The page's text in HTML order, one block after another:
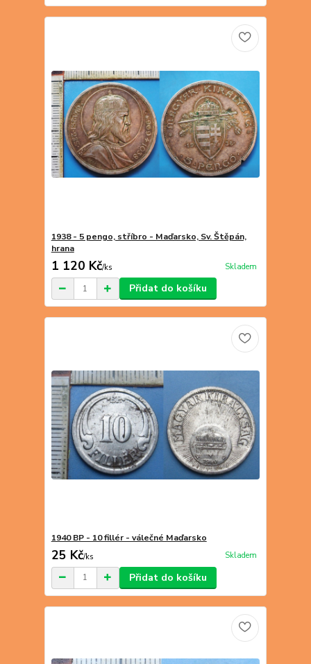
1938 - 5 pengo, stříbro - Maďarsko, Sv. Štěpán,
hrana
1 120 Kč/ks Skladem
Přidat do košíku
1940 BP - 10 fillér - válečné Maďarsko
25 Kč/ks Skladem
Přidat do košíku